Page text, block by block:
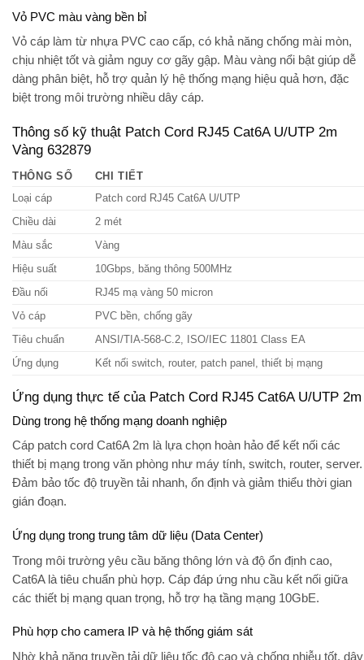
Vỏ PVC màu vàng bền bỉ
Vỏ cáp làm từ nhựa PVC cao cấp, có khả năng chống mài mòn,
chịu nhiệt tốt và giảm nguy cơ gãy gập. Màu vàng nổi bật giúp dễ
dàng phân biệt, hỗ trợ quản lý hệ thống mạng hiệu quả hơn, đặc
biệt trong môi trường nhiều dây cáp.
Thông số kỹ thuật Patch Cord RJ45 Cat6A U/UTP 2m
Vàng 632879
THÔNG SỐ
CHI TIẾT
Loại cáp
Patch cord RJ45 Cat6A U/UTP
Chiều dài
2 mét
Màu sắc
Vàng
Hiệu suất
10Gbps, băng thông 500MHz
Đầu nối
RJ45 mạ vàng 50 micron
Vỏ cáp
PVC bền, chống gãy
Tiêu chuẩn
ANSI/TIA-568-C.2, ISO/IEC 11801 Class EA
Ứng dụng
Kết nối switch, router, patch panel, thiết bị mạng
Ứng dụng thực tế của Patch Cord RJ45 Cat6A U/UTP 2m
Dùng trong hệ thống mạng doanh nghiệp
Cáp patch cord Cat6A 2m là lựa chọn hoàn hảo để kết nối các
thiết bị mạng trong văn phòng như máy tính, switch, router, server.
Đảm bảo tốc độ truyền tải nhanh, ổn định và giảm thiểu thời gian
gián đoạn.
Ứng dụng trong trung tâm dữ liệu (Data Center)
Trong môi trường yêu cầu băng thông lớn và độ ổn định cao,
Cat6A là tiêu chuẩn phù hợp. Cáp đáp ứng nhu cầu kết nối giữa
các thiết bị mạng quan trọng, hỗ trợ hạ tầng mạng 10GbE.
Phù hợp cho camera IP và hệ thống giám sát
Nhờ khả năng truyền tải dữ liệu tốc độ cao và chống nhiễu tốt, dây